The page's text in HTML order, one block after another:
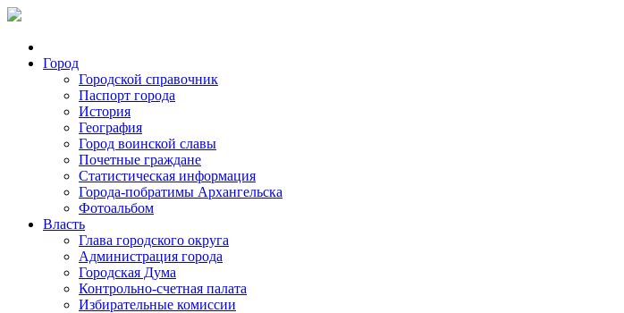
Город
Городской справочник
Паспорт города
История
География
Город воинской славы
Почетные граждане
Статистическая информация
Города-побратимы Архангельска
Фотоальбом
Власть
Глава городского округа
Администрация города
Городская Дума
Контрольно-счетная палата
Избирательные комиссии